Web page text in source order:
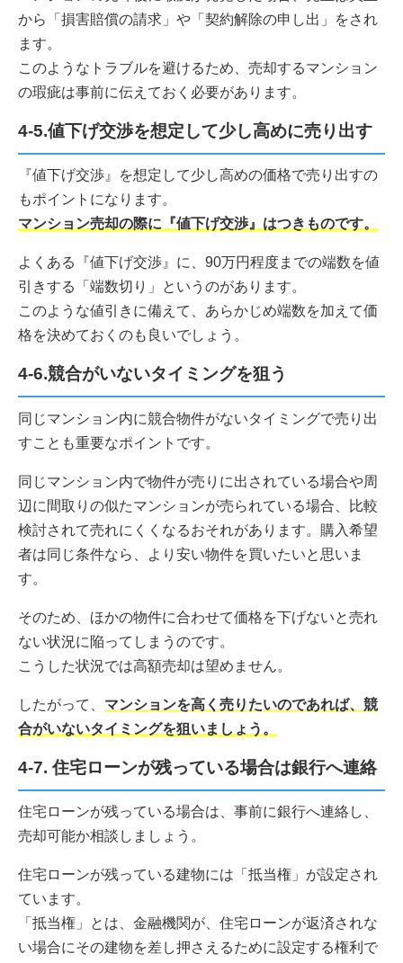
から「損害賠償の請求」や「契約解除の申し出」をされ
ます。
このようなトラブルを避けるため、売却するマンション
の瑕疵は事前に伝えておく必要があります。
4-5.値下げ交渉を想定して少し高めに売り出す
『値下げ交渉』を想定して少し高めの価格で売り出すの
もポイントになります。
マンション売却の際に『値下げ交渉』はつきものです。
よくある『値下げ交渉』に、90万円程度までの端数を値
引きする「端数切り」というのがあります。
このような値引きに備えて、あらかじめ端数を加えて価
格を決めておくのも良いでしょう。
4-6.競合がいないタイミングを狙う
同じマンション内に競合物件がないタイミングで売り出
すことも重要なポイントです。
同じマンション内で物件が売りに出されている場合や周
辺に間取りの似たマンションが売られている場合、比較
検討されて売れにくくなるおそれがあります。購入希望
者は同じ条件なら、より安い物件を買いたいと思いま
す。
そのため、ほかの物件に合わせて価格を下げないと売れ
ない状況に陥ってしまうのです。
こうした状況では高額売却は望めません。
したがって、 マンションを高く売りたいのであれば、競
合がいないタイミングを狙いましょう。
4-7. 住宅ローンが残っている場合は銀行へ連絡
住宅ローンが残っている場合は、事前に銀行へ連絡し、
売却可能か相談しましょう。
住宅ローンが残っている建物には「抵当権」が設定され
ています。
「抵当権」とは、金融機関が、住宅ローンが返済されな
い場合にその建物を差し押さえるために設定する権利で